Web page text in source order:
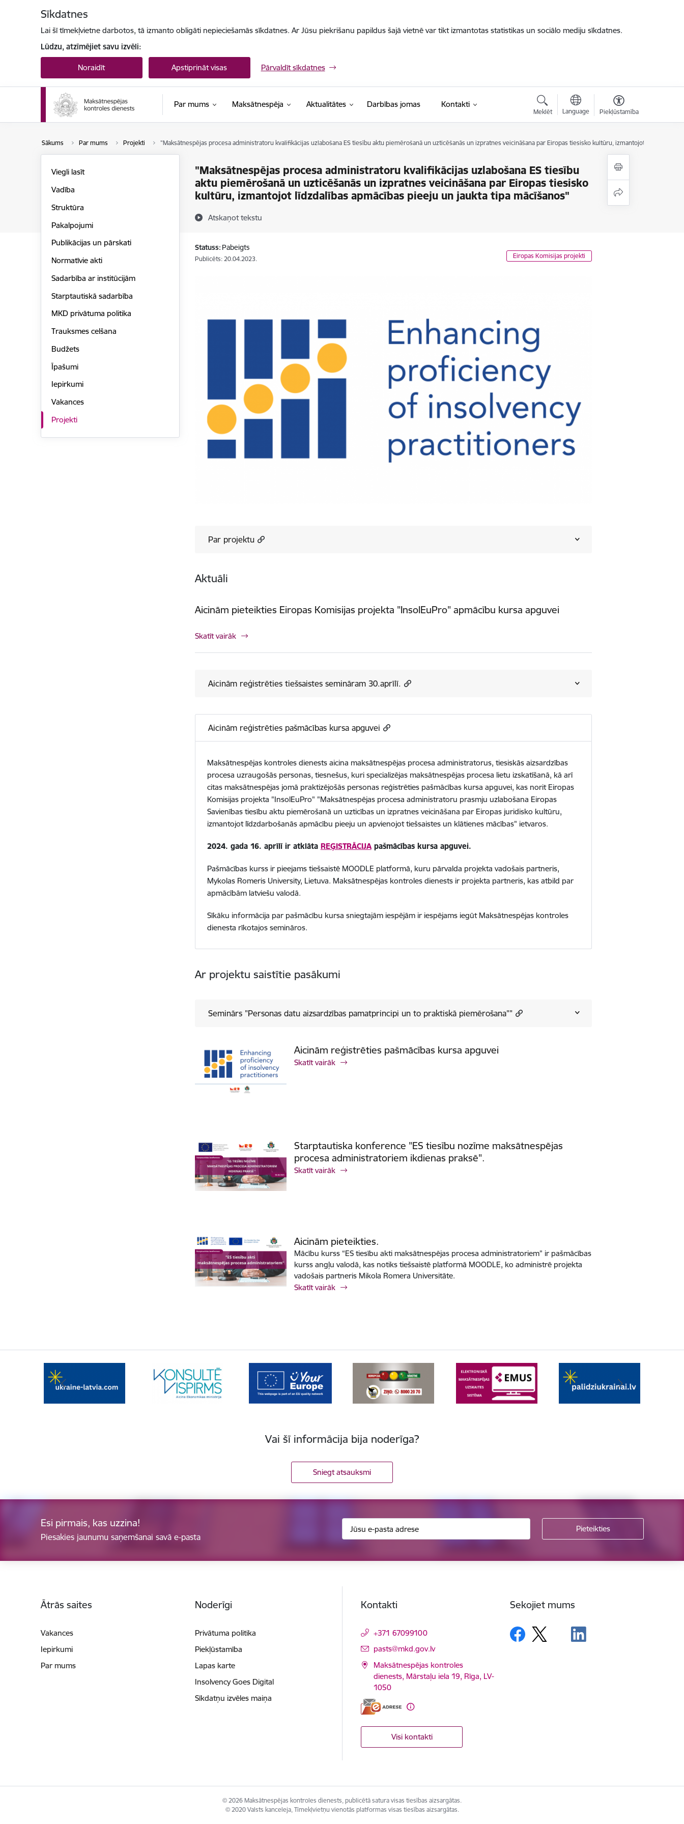
Sīkdatnes
Lai šī tīmekļvietne darbotos, tā izmanto obligāti nepieciešamās sīkdatnes. Ar Jūsu piekrišanu papildus šajā vietnē var tikt izmantotas statistikas un sociālo mediju sīkdatnes.
Lūdzu, atzīmējiet savu izvēli:
Noraidīt Apstiprināt visas Pārvaldīt sīkdatnes
Par mums Maksātnespēja Aktualitātes Darbības jomas Kontakti
Meklēt Language Piekļūstamība
Sākums Par mums Projekti "Maksātnespējas procesa administratoru kvalifikācijas uzlabošana ES tiesību aktu piemērošanā un uzticēšanās un izpratnes veicināšana par Eiropas tiesisko kultūru, izmantojot līdzdalības
"Maksātnespējas procesa administratoru kvalifikācijas uzlabošana ES tiesību
aktu piemērošanā un uzticēšanās un izpratnes veicināšana par Eiropas tiesisko
kultūru, izmantojot līdzdalības apmācības pieeju un jaukta tipa mācīšanos"
Atskaņot tekstu
Viegli lasīt
Vadība
Struktūra
Pakalpojumi
Publikācijas un pārskati
Normatīvie akti
Sadarbība ar institūcijām
Starptautiskā sadarbība
MKD privātuma politika
Trauksmes celšana
Budžets
Īpašumi
Iepirkumi
Vakances
Projekti
Statuss: Pabeigts
Publicēts: 20.04.2023. Eiropas Komisijas projekti
Par projektu
Aktuāli
Aicinām pieteikties Eiropas Komisijas projekta "InsolEuPro" apmācību kursa apguvei
Skatīt vairāk
Aicinām reģistrēties tiešsaistes semināram 30.aprīlī.
Aicinām reģistrēties pašmācības kursa apguvei
Maksātnespējas kontroles dienests aicina maksātnespējas procesa administratorus, tiesiskās aizsardzības
procesa uzraugošās personas, tiesnešus, kuri specializējas maksātnespējas procesa lietu izskatīšanā, kā arī
citas maksātnespējas jomā praktizējošās personas reģistrēties pašmācības kursa apguvei, kas norit Eiropas
Komisijas projekta "InsolEuPro" "Maksātnespējas procesa administratoru prasmju uzlabošana Eiropas
Savienības tiesību aktu piemērošanā un uzticības un izpratnes veicināšana par Eiropas juridisko kultūru,
izmantojot līdzdarbošanās apmācību pieeju un apvienojot tiešsaistes un klātienes mācības" ietvaros.
2024. gada 16. aprīlī ir atklāta REĢISTRĀCIJApašmācības kursa apguvei.
Pašmācības kurss ir pieejams tiešsaistē MOODLE platformā, kuru pārvalda projekta vadošais partneris,
Mykolas Romeris University, Lietuva. Maksātnespējas kontroles dienests ir projekta partneris, kas atbild par
apmācībām latviešu valodā.
Sīkāku informācija par pašmācību kursa sniegtajām iespējām ir iespējams iegūt Maksātnespējas kontroles
dienesta rīkotajos semināros.
Ar projektu saistītie pasākumi
Seminārs "Personas datu aizsardzības pamatprincipi un to praktiskā piemērošana""
Aicinām reģistrēties pašmācības kursa apguvei
Skatīt vairāk
Starptautiska konference "ES tiesību nozīme maksātnespējas
procesa administratoriem ikdienas praksē".
Skatīt vairāk
Aicinām pieteikties.
Mācību kurss “ES tiesību akti maksātnespējas procesa administratoriem” ir pašmācības
kurss angļu valodā, kas notiks tiešsaistē platformā MOODLE, ko administrē projekta
vadošais partneris Mikola Romera Universitāte.
Skatīt vairāk
Vai šī informācija bija noderīga?
Sniegt atsauksmi
Esi pirmais, kas uzzina!
Piesakies jaunumu saņemšanai savā e-pasta
Ātrās saites
Vakances
Iepirkumi
Par mums
Noderīgi
Privātuma politika
Piekļūstamība
Lapas karte
Insolvency Goes Digital
Sīkdatņu izvēles maiņa
Kontakti
+371 67099100
E-pasts:
pasts@mkd.gov.lv
Maksātnespējas kontroles
dienests, Mārstaļu iela 19, Rīga, LV-
1050
Visi kontakti
Sekojiet mums
© 2026 Maksātnespējas kontroles dienests, publicētā satura visas tiesības aizsargātas.
© 2020 Valsts kanceleja, Tīmekļvietņu vienotās platformas visas tiesības aizsargātas.